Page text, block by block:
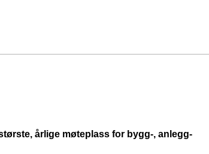
årlige møteplass for bygg-, anlegg-